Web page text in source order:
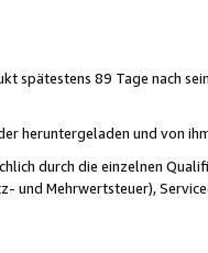
spätestens 89 Tage nach
heruntergeladen und von
durch die einzelnen
und Mehrwertsteuer),